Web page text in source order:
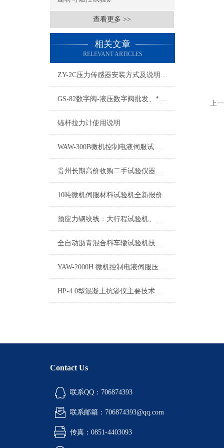
查看更多 >>
相关文章
RELEVANT ARTICLES
ZY-2C压力传感器安装方式及说明书，压力传感器接线图
GS-82数字阀-液压数字阀批发、*格、产地货源
锚杆拉力计使用说明
WAW-300B微机控制电液伺服试验机安装说明
贵州长期高价收购二手试验仪器进口检测仪器
10吨微机伺服材料试验机全新报价
预应力钢绞线：大行程试验机、松驰试验机、引伸仪
全自动沥青混合料车辙试验机技术参数
YAW-2000H 微机控制电液伺服压力试验机技术说明
HP-4.0型混凝土抗渗仪主要技术参数
上
Contact Us
联系QQ：706874393
联系邮箱：706874393@qq.com
传真：0851-4403093